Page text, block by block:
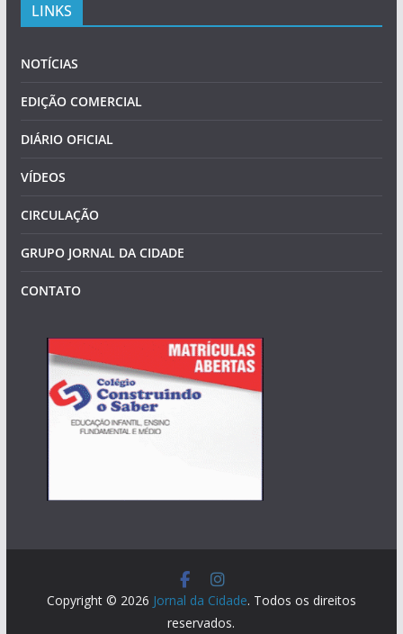
LINKS
NOTÍCIAS
EDIÇÃO COMERCIAL
DIÁRIO OFICIAL
VÍDEOS
CIRCULAÇÃO
GRUPO JORNAL DA CIDADE
CONTATO
Copyright © 2026 Jornal da Cidade. Todos os direitos
reservados.